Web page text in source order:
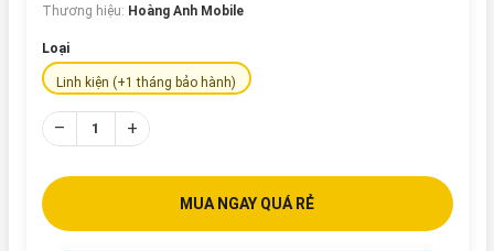
Thương hiệu: Hoàng Anh Mobile
Loại
Linh kiện (+1 tháng bảo hành)
– +
MUA NGAY QUÁ RẺ